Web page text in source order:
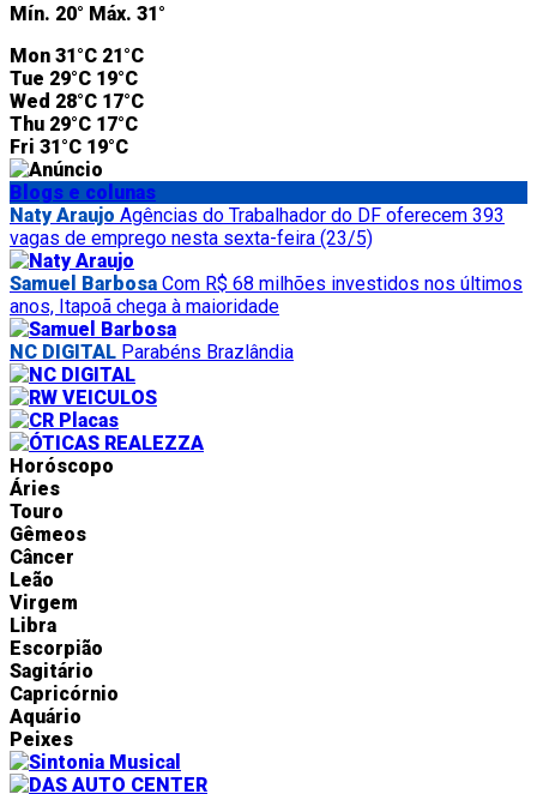
Mín. 20° Máx. 31°
Mon 31°C 21°C
Tue 29°C 19°C
Wed 28°C 17°C
Thu 29°C 17°C
Fri 31°C 19°C
Blogs e colunas
Naty Araujo Agências do Trabalhador do DF oferecem 393
vagas de emprego nesta sexta-feira (23/5)
Samuel Barbosa Com R$ 68 milhões investidos nos últimos
anos, Itapoã chega à maioridade
NC DIGITAL Parabéns Brazlândia
Horóscopo
Áries
Touro
Gêmeos
Câncer
Leão
Virgem
Libra
Escorpião
Sagitário
Capricórnio
Aquário
Peixes